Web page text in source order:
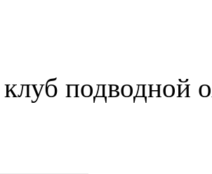
клуб подводной